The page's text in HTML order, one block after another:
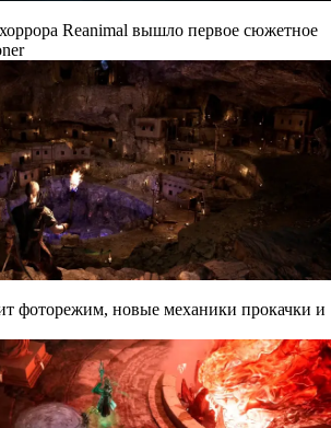
Reanimal вышло первое сюжетное
фоторежим, новые механики прокачки и